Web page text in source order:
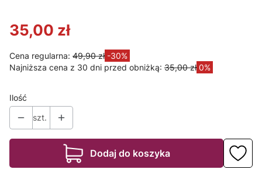
35,00 zł
Cena regularna: 49,90 zł -30%
Najniższa cena z 30 dni przed obniżką: 35,00 zł 0%
Ilość
szt.
Dodaj do koszyka